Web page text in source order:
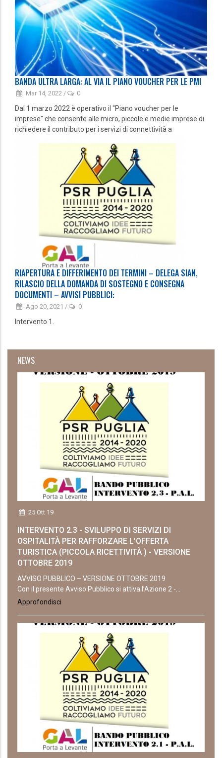
BANDA ULTRA LARGA: AL VIA IL PIANO VOUCHER PER LE PMI
Mar 14, 2022 / 0
Dal 1 marzo 2022 è operativo il "Piano voucher per le
imprese" che consente alle micro, piccole e medie imprese di
richiedere il contributo per i servizi di connettività a
RIAPERTURA E DIFFERIMENTO DEI TERMINI – DELEGA SIAN,
RILASCIO DELLA DOMANDA DI SOSTEGNO E CONSEGNA
DOCUMENTI – AVVISI PUBBLICI:
Ago 20, 2021 / 0
Intervento 1.
NEWS
25 Ott 19
INTERVENTO 2.3 - SVILUPPO DI SERVIZI DI
OSPITALITÀ PER RAFFORZARE L’OFFERTA
TURISTICA (PICCOLA RICETTIVITÀ ) - VERSIONE
OTTOBRE 2019
AVVISO PUBBLICO – VERSIONE OTTOBRE 2019
Con il presente Avviso Pubblico si attiva l’Azione 2 -...
Approfondisci